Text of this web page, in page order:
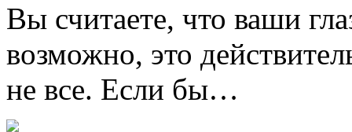
Вы считаете, что ваши
возможно, это
не все. Если бы…